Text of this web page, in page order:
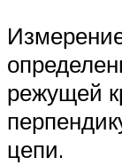
режущей
цепи.